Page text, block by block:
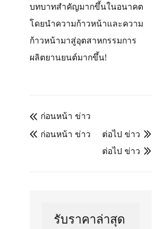
บทบาทสำคัญมากขึ้นในอนาคต
โดยนำความก้าวหน้าและความ
ก้าวหน้ามาสู่อุตสาหกรรมการ
ผลิตยานยนต์มากขึ้น!
 ก่อนหน้า ข่าว
 ก่อนหน้า ข่าว 
ต่อไป ข่าว

ต่อไป ข่าว
รับราคาล่าสุด